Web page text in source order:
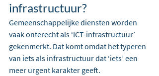
infrastructuur?
Gemeenschappelijke diensten worden
vaak onterecht als ‘ICT-infrastructuur’
gekenmerkt. Dat komt omdat het typeren
van iets als infrastructuur dat ‘iets’ een
meer urgent karakter geeft.